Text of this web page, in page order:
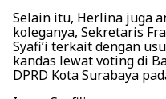
Selain itu, Herlina juga
koleganya, Sekretaris
Syafi’i terkait dengan
kandas lewat voting di
DPRD Kota Surabaya